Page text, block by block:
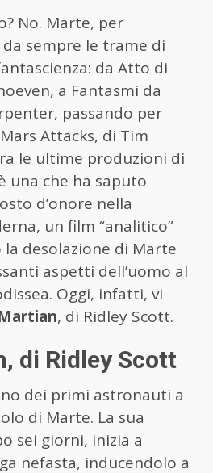
No. Marte, per
sempre le trame di
da Atto di
a Fantasmi da
passando per
Attacks, di Tim
le ultime produzioni di
una che ha saputo
d’onore nella
un film “analitico”
desolazione di Marte
aspetti dell’uomo al
Oggi, infatti, vi
, di Ridley Scott.
di Ridley Scott
dei primi astronauti a
di Marte. La sua
sei giorni, inizia a
nefasta, inducendolo a